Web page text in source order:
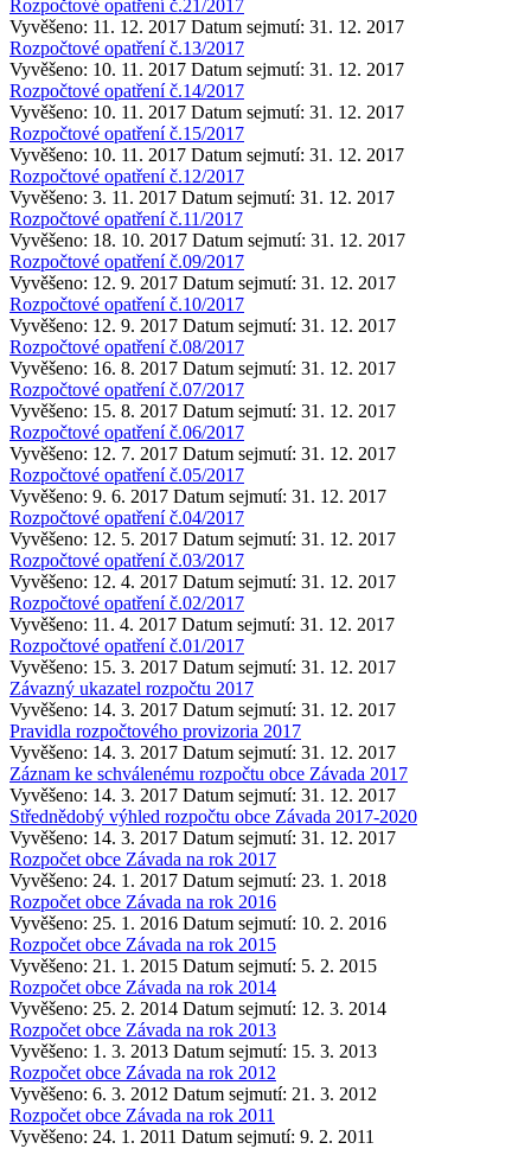
Rozpočtové opatření č.21/2017
Vyvěšeno: 11. 12. 2017 Datum sejmutí: 31. 12. 2017
Rozpočtové opatření č.13/2017
Vyvěšeno: 10. 11. 2017 Datum sejmutí: 31. 12. 2017
Rozpočtové opatření č.14/2017
Vyvěšeno: 10. 11. 2017 Datum sejmutí: 31. 12. 2017
Rozpočtové opatření č.15/2017
Vyvěšeno: 10. 11. 2017 Datum sejmutí: 31. 12. 2017
Rozpočtové opatření č.12/2017
Vyvěšeno: 3. 11. 2017 Datum sejmutí: 31. 12. 2017
Rozpočtové opatření č.11/2017
Vyvěšeno: 18. 10. 2017 Datum sejmutí: 31. 12. 2017
Rozpočtové opatření č.09/2017
Vyvěšeno: 12. 9. 2017 Datum sejmutí: 31. 12. 2017
Rozpočtové opatření č.10/2017
Vyvěšeno: 12. 9. 2017 Datum sejmutí: 31. 12. 2017
Rozpočtové opatření č.08/2017
Vyvěšeno: 16. 8. 2017 Datum sejmutí: 31. 12. 2017
Rozpočtové opatření č.07/2017
Vyvěšeno: 15. 8. 2017 Datum sejmutí: 31. 12. 2017
Rozpočtové opatření č.06/2017
Vyvěšeno: 12. 7. 2017 Datum sejmutí: 31. 12. 2017
Rozpočtové opatření č.05/2017
Vyvěšeno: 9. 6. 2017 Datum sejmutí: 31. 12. 2017
Rozpočtové opatření č.04/2017
Vyvěšeno: 12. 5. 2017 Datum sejmutí: 31. 12. 2017
Rozpočtové opatření č.03/2017
Vyvěšeno: 12. 4. 2017 Datum sejmutí: 31. 12. 2017
Rozpočtové opatření č.02/2017
Vyvěšeno: 11. 4. 2017 Datum sejmutí: 31. 12. 2017
Rozpočtové opatření č.01/2017
Vyvěšeno: 15. 3. 2017 Datum sejmutí: 31. 12. 2017
Závazný ukazatel rozpočtu 2017
Vyvěšeno: 14. 3. 2017 Datum sejmutí: 31. 12. 2017
Pravidla rozpočtového provizoria 2017
Vyvěšeno: 14. 3. 2017 Datum sejmutí: 31. 12. 2017
Záznam ke schválenému rozpočtu obce Závada 2017
Vyvěšeno: 14. 3. 2017 Datum sejmutí: 31. 12. 2017
Střednědobý výhled rozpočtu obce Závada 2017-2020
Vyvěšeno: 14. 3. 2017 Datum sejmutí: 31. 12. 2017
Rozpočet obce Závada na rok 2017
Vyvěšeno: 24. 1. 2017 Datum sejmutí: 23. 1. 2018
Rozpočet obce Závada na rok 2016
Vyvěšeno: 25. 1. 2016 Datum sejmutí: 10. 2. 2016
Rozpočet obce Závada na rok 2015
Vyvěšeno: 21. 1. 2015 Datum sejmutí: 5. 2. 2015
Rozpočet obce Závada na rok 2014
Vyvěšeno: 25. 2. 2014 Datum sejmutí: 12. 3. 2014
Rozpočet obce Závada na rok 2013
Vyvěšeno: 1. 3. 2013 Datum sejmutí: 15. 3. 2013
Rozpočet obce Závada na rok 2012
Vyvěšeno: 6. 3. 2012 Datum sejmutí: 21. 3. 2012
Rozpočet obce Závada na rok 2011
Vyvěšeno: 24. 1. 2011 Datum sejmutí: 9. 2. 2011